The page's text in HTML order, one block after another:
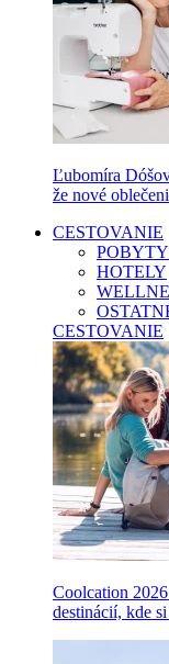
Ľubomíra
že nové
CESTOVANIE
HOTELY
CESTOVANIE
Coolcation
destinácií, kde